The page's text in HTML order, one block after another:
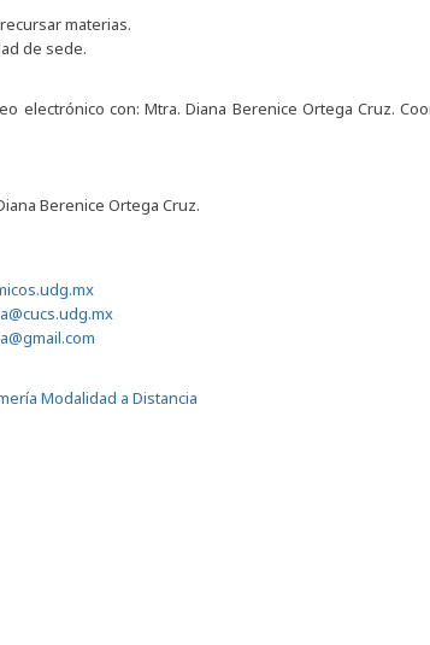
materias.
de sede.
electrónico con: Mtra. Diana Berenice Ortega Cruz.
Berenice Ortega Cruz.
Modalidad a Distancia